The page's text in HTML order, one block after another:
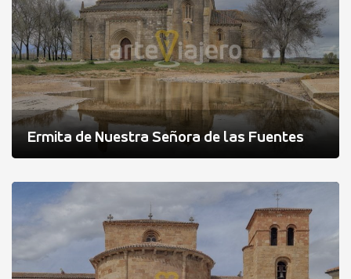
Ermita de Nuestra Señora de las Fuentes